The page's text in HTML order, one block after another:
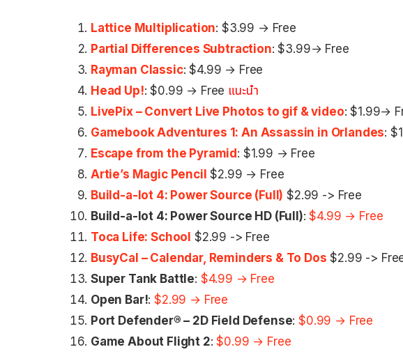
Lattice Multiplication: $3.99 → Free
Partial Differences Subtraction: $3.99→ Free
Rayman Classic: $4.99 → Free
Head Up!: $0.99 → Free แนะนำ
LivePix – Convert Live Photos to gif & video: $1.99→
Gamebook Adventures 1: An Assassin in Orlandes:
Escape from the Pyramid: $1.99 → Free
Artie’s Magic Pencil $2.99 → Free
Build-a-lot 4: Power Source (Full) $2.99 -> Free
Build-a-lot 4: Power Source HD (Full):$4.99 → Free
Toca Life: School $2.99 -> Free
BusyCal – Calendar, Reminders & To Dos $2.99 ->
Super Tank Battle: $4.99 → Free
Open Bar!:$2.99 → Free
Port Defender® – 2D Field Defense:$0.99 → Free
Game About Flight 2:$0.99 → Free